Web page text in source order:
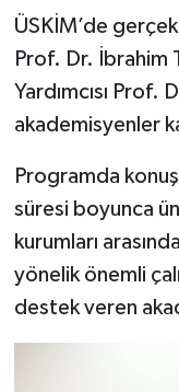
ÜSKİM’de
Prof. Dr. İbrahim
Yardımcısı Prof.
akademisyenler
Programda
süresi boyunca
kurumları
yönelik önemli
destek veren